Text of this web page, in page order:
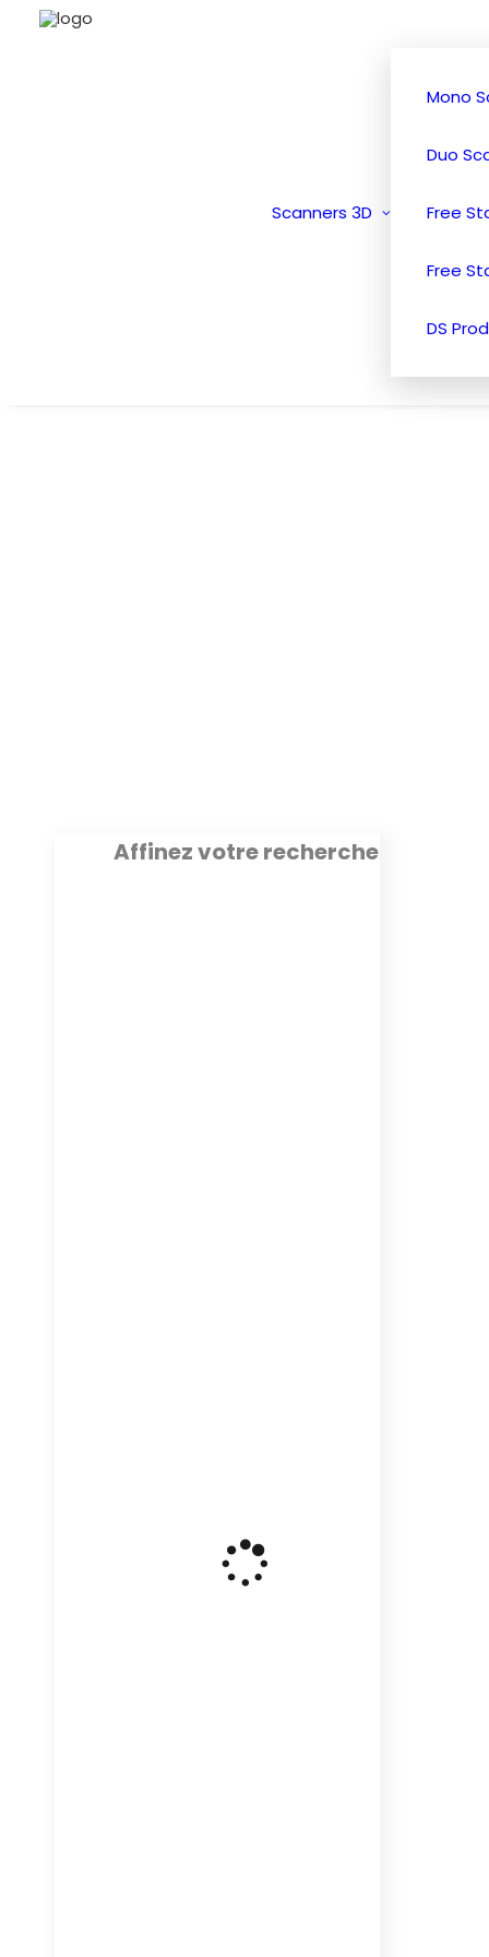
Scanners 3D
Mono
Duo
Free
Free
DS
Affinez votre recherche